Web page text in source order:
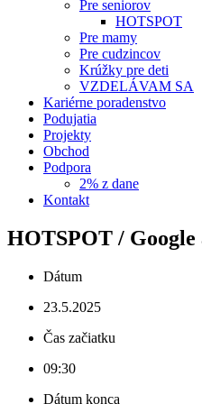
Pre seniorov
HOTSPOT
Pre mamy
Pre cudzincov
Krúžky pre deti
VZDELÁVAM SA
Kariérne poradenstvo
Podujatia
Projekty
Obchod
Podpora
2% z dane
Kontakt
HOTSPOT / Google
Dátum
23.5.2025
Čas začiatku
09:30
Dátum konca